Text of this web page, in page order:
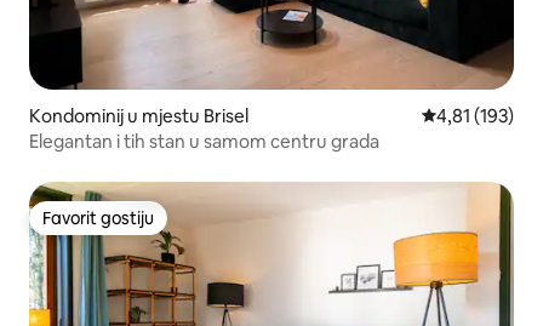
Kondominij u mjestu Brisel Prosječna
4,81 (193)
Elegantan i tih stan u samom centru grada
Favorit gostiju
Favorit gostiju